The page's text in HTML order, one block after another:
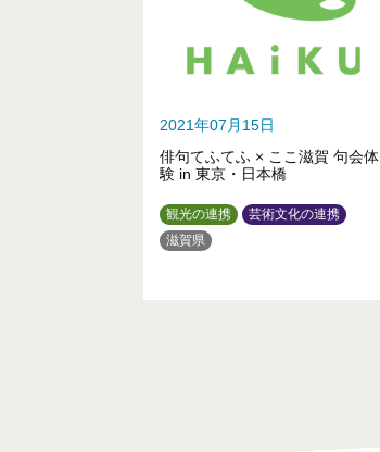
2021年07月15日
俳句てふてふ × ここ滋賀 句会体
験 in 東京・日本橋
観光の連携
芸術文化の連携
滋賀県